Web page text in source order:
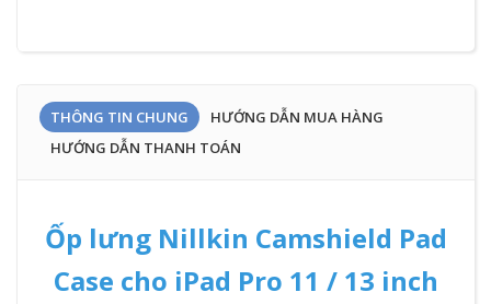
THÔNG TIN CHUNG
HƯỚNG DẪN MUA HÀNG
HƯỚNG DẪN THANH TOÁN
Ốp lưng Nillkin Camshield Pad
Case cho iPad Pro 11 / 13 inch